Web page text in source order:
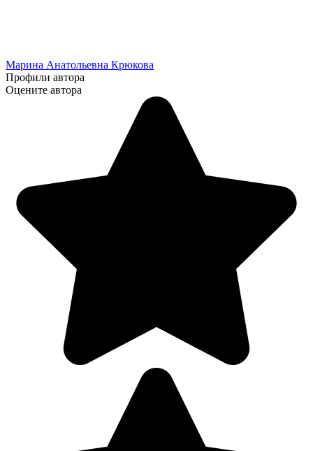
Марина Анатольевна Крюкова
Профили автора
Оцените автора